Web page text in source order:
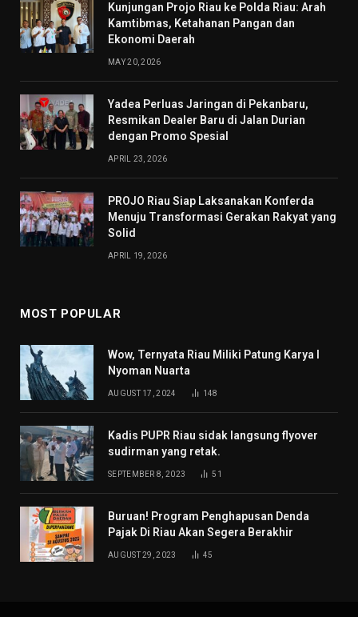
Kunjungan Projo Riau ke Polda Riau: Arah
Kamtibmas, Ketahanan Pangan dan
Ekonomi Daerah
MAY 20, 2026
Yadea Perluas Jaringan di Pekanbaru,
Resmikan Dealer Baru di Jalan Durian
dengan Promo Spesial
APRIL 23, 2026
PROJO Riau Siap Laksanakan Konferda
Menuju Transformasi Gerakan Rakyat yang
Solid
APRIL 19, 2026
MOST POPULAR
Wow, Ternyata Riau Miliki Patung Karya I
Nyoman Nuarta
AUGUST 17, 2024 148
Kadis PUPR Riau sidak langsung flyover
sudirman yang retak.
SEPTEMBER 8, 2023 51
Buruan! Program Penghapusan Denda
Pajak Di Riau Akan Segera Berakhir
AUGUST 29, 2023 45